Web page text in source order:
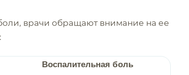
врачи обращают внимание на ее
Воспалительная боль